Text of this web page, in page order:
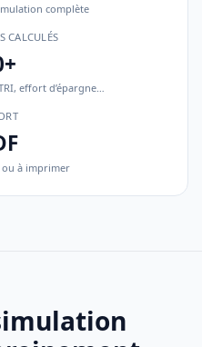
complète
CALCULÉS
effort d’épargne…
à imprimer